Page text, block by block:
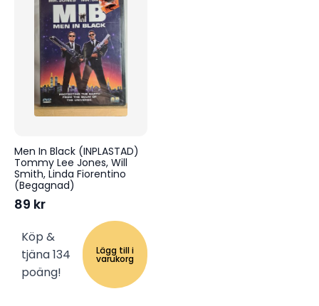
Men In Black (INPLASTAD)
Tommy Lee Jones, Will
Smith, Linda Fiorentino
(Begagnad)
89 kr
Köp &
tjäna 134
poäng!
Lägg till i
varukorg